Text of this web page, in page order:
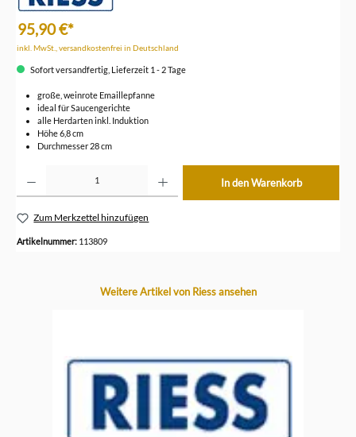
95,90 €*
inkl. MwSt., versandkostenfrei in Deutschland
Sofort versandfertig, Lieferzeit 1 - 2 Tage
große, weinrote Emaillepfanne
ideal für Saucengerichte
alle Herdarten inkl. Induktion
Höhe 6,8 cm
Durchmesser 28 cm
In den Warenkorb
Zum Merkzettel hinzufügen
Artikelnummer: 113809
Produktgalerie überspringen
Weitere Artikel von Riess ansehen